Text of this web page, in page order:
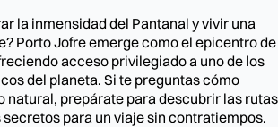
la inmensidad del Pantanal y vivir una
Porto Jofre emerge como el epicentro de
acceso privilegiado a uno de los
del planeta. Si te preguntas cómo
natural, prepárate para descubrir las rutas
para un viaje sin contratiempos.